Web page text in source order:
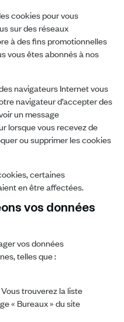
cookies pour vous
sur des réseaux
à des fins promotionnelles
vous êtes abonnés à nos
navigateurs Internet vous
navigateur d’accepter des
un message
lorsque vous recevez de
ou supprimer les cookies
certaines
en être affectées.
vos données
vos données
telles que :
trouverez la liste
« Bureaux » du site